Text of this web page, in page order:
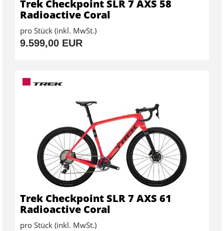
Trek Checkpoint SLR 7 AXS 58
Radioactive Coral
pro Stück (inkl. MwSt.)
9.599,00 EUR
Trek Checkpoint SLR 7 AXS 61
Radioactive Coral
pro Stück (inkl. MwSt.)